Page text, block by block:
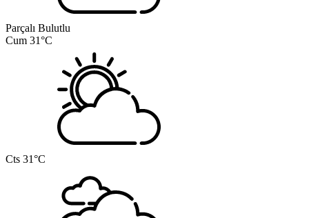
Parçalı Bulutlu
Cum 31°C
Cts 31°C